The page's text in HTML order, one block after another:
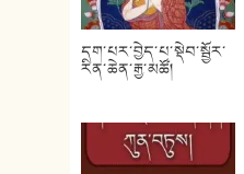
དག་པར་བྱེད་པ་སྡེབ་སྦྱོར་
རིན་ཆེན་རྒྱ་མཚོ།